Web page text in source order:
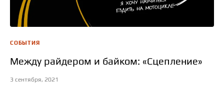
СОБЫТИЯ
Между райдером и байком: «Сцепление»
3 сентября, 2021